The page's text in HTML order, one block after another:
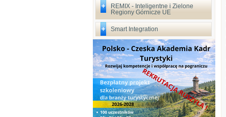
REMIX - Inteligentne i Zielone
Regiony Górnicze UE
Smart Integration